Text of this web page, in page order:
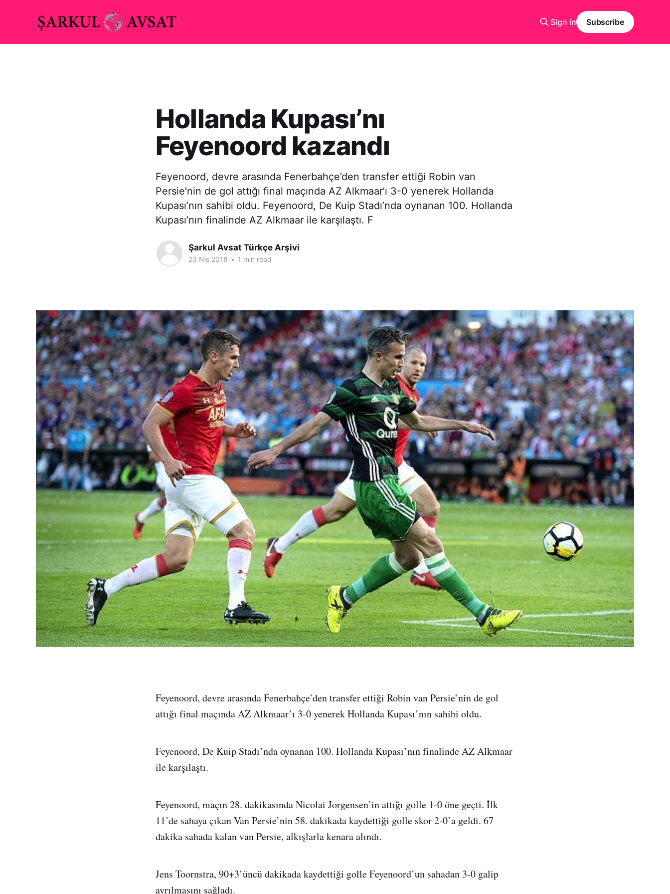
Sign in Subscribe
Hollanda Kupası’nı
Feyenoord kazandı
Feyenoord, devre arasında Fenerbahçe’den transfer ettiği Robin van
Persie’nin de gol attığı final maçında AZ Alkmaar’ı 3-0 yenerek Hollanda
Kupası’nın sahibi oldu. Feyenoord, De Kuip Stadı’nda oynanan 100. Hollanda
Kupası’nın finalinde AZ Alkmaar ile karşılaştı. F
Şarkul Avsat Türkçe Arşivi
23 Nis 2018 • 1 min read
Feyenoord, devre arasında Fenerbahçe’den transfer ettiği Robin van Persie’nin de gol
attığı final maçında AZ Alkmaar’ı 3-0 yenerek Hollanda Kupası’nın sahibi oldu.
Feyenoord, De Kuip Stadı’nda oynanan 100. Hollanda Kupası’nın finalinde AZ Alkmaar
ile karşılaştı.
Feyenoord, maçın 28. dakikasında Nicolai Jorgensen’in attığı golle 1-0 öne geçti. İlk
11’de sahaya çıkan Van Persie’nin 58. dakikada kaydettiği golle skor 2-0’a geldi. 67
dakika sahada kalan van Persie, alkışlarla kenara alındı.
Jens Toornstra, 90+3’üncü dakikada kaydettiği golle Feyenoord’un sahadan 3-0 galip
ayrılmasını sağladı.